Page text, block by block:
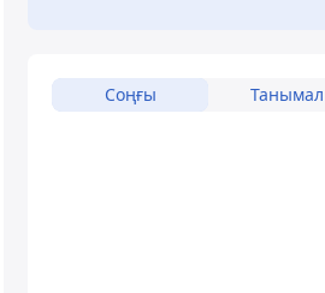
Соңғы Танымал